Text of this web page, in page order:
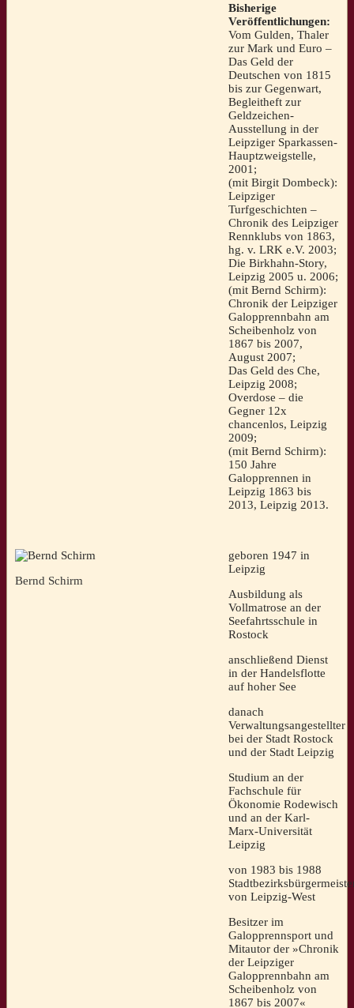
Bisherige
Veröffentlichungen:
Vom Gulden, Thaler
zur Mark und Euro –
Das Geld der
Deutschen von 1815
bis zur Gegenwart,
Begleitheft zur
Geldzeichen-
Ausstellung in der
Leipziger Sparkassen-
Hauptzweigstelle,
2001;
(mit Birgit Dombeck):
Leipziger
Turfgeschichten –
Chronik des Leipziger
Rennklubs von 1863,
hg. v. LRK e.V. 2003;
Die Birkhahn-Story,
Leipzig 2005 u. 2006;
(mit Bernd Schirm):
Chronik der Leipziger
Galopprennbahn am
Scheibenholz von
1867 bis 2007,
August 2007;
Das Geld des Che,
Leipzig 2008;
Overdose – die
Gegner 12x
chancenlos, Leipzig
2009;
(mit Bernd Schirm):
150 Jahre
Galopprennen in
Leipzig 1863 bis
2013, Leipzig 2013.
Bernd Schirm
geboren 1947 in
Leipzig
Ausbildung als
Vollmatrose an der
Seefahrtsschule in
Rostock
anschließend Dienst
in der Handelsflotte
auf hoher See
danach
Verwaltungsangestellter
bei der Stadt Rostock
und der Stadt Leipzig
Studium an der
Fachschule für
Ökonomie Rodewisch
und an der Karl-
Marx-Universität
Leipzig
von 1983 bis 1988
von Leipzig-West
Besitzer im
Galopprennsport und
Mitautor der »Chronik
der Leipziger
Galopprennbahn am
Scheibenholz von
1867 bis 2007«